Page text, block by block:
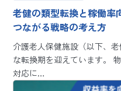
老健の類型転換と稼働
つながる戦略の考え方
介護老人保健施設（以下、
な転換期を迎えています。
対応に…